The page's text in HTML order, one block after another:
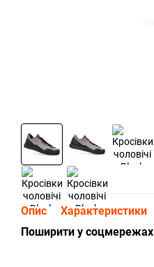
Опис Характеристики
Поширити у соцмережах